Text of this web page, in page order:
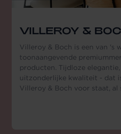
VILLEROY &
Villeroy & Boch is een van 's
toonaangevende
producten. Tijdloze
uitzonderlijke kwaliteit - dat
Villeroy & Boch voor staat, al